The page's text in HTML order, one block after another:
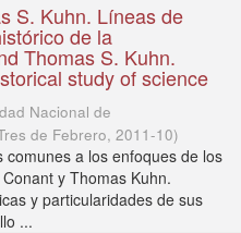
S. Kuhn. Líneas de
de la
Thomas S. Kuhn.
study of science
Nacional de
de Febrero, 2011-10)
a los enfoques de los
y Thomas Kuhn.
y particularidades de sus
...